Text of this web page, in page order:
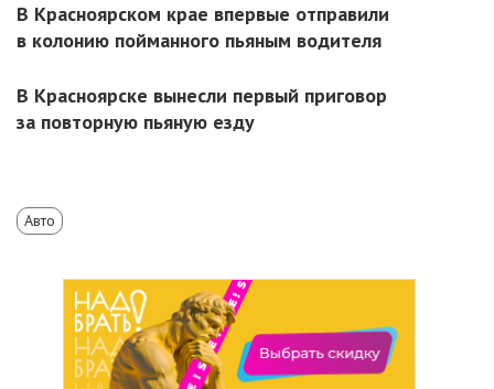
В Красноярском крае впервые отправили
в колонию пойманного пьяным водителя
В Красноярске вынесли первый приговор
за повторную пьяную езду
Авто